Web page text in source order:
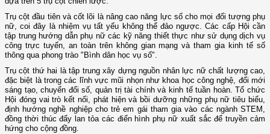
Trụ cột đầu tiên và cốt lõi là nâng cao năng lực số cho mọi đối tượng phụ
nữ, coi đây là nhiệm vụ tất yếu không thể đảo ngược. Các cấp Hội cần
tập trung hướng dẫn phụ nữ các kỹ năng thiết thực như sử dụng dịch vụ
công trực tuyến, an toàn trên không gian mạng và tham gia kinh tế số
thông qua phong trào "Bình dân học vụ số".
Trụ cột thứ hai là tập trung xây dựng nguồn nhân lực nữ chất lượng cao,
đặc biệt là trong các lĩnh vực mũi nhọn như khoa học công nghệ, đổi mới
sáng tạo, chuyển đổi số, quản trị tài chính và kinh tế tuần hoàn. Tổ chức
Hội đóng vai trò kết nối, phát hiện và bồi dưỡng những phụ nữ tiêu biểu,
định hướng nghề nghiệp cho trẻ em gái tham gia vào các ngành STEM,
đồng thời thúc đẩy lan tỏa các điển hình phụ nữ xuất sắc để truyền cảm
hứng cho cộng đồng.